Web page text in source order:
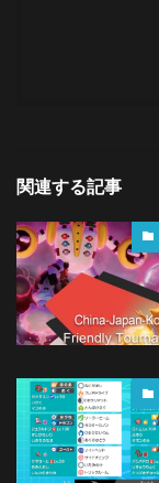
関連する記事